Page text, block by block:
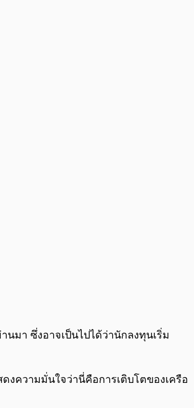
มา ซึ่งอาจเป็นไปได้ว่านักลงทุนเริ่ม
งความมั่นใจว่านี่คือการเติบโตของเครือ